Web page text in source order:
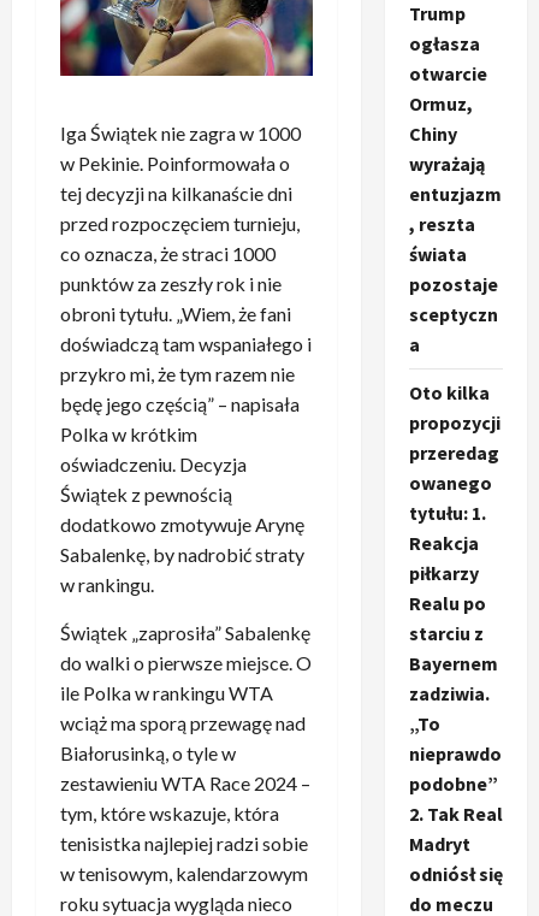
Iga Świątek nie zagra w 1000
w Pekinie. Poinformowała o
tej decyzji na kilkanaście dni
przed rozpoczęciem turnieju,
co oznacza, że straci 1000
punktów za zeszły rok i nie
obroni tytułu. „Wiem, że fani
doświadczą tam wspaniałego i
przykro mi, że tym razem nie
będę jego częścią” – napisała
Polka w krótkim
oświadczeniu. Decyzja
Świątek z pewnością
dodatkowo zmotywuje Arynę
Sabalenkę, by nadrobić straty
w rankingu.
Świątek „zaprosiła” Sabalenkę
do walki o pierwsze miejsce. O
ile Polka w rankingu WTA
wciąż ma sporą przewagę nad
Białorusinką, o tyle w
zestawieniu WTA Race 2024 –
tym, które wskazuje, która
tenisistka najlepiej radzi sobie
w tenisowym, kalendarzowym
roku sytuacja wygląda nieco
Trump
ogłasza
otwarcie
Ormuz,
Chiny
wyrażają
entuzjazm
, reszta
świata
pozostaje
sceptyczn
a
Oto kilka
propozycji
przeredag
owanego
tytułu: 1.
Reakcja
piłkarzy
Realu po
starciu z
Bayernem
zadziwia.
„To
nieprawdo
podobne”
2. Tak Real
Madryt
odniósł się
do meczu